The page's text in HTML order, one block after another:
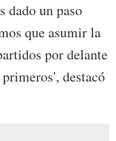
dado un paso
que asumir la
por delante
destacó